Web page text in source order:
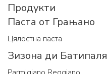
Продукти
Паста от Грањано
Цялостна паста
Зизона ди Батипаля